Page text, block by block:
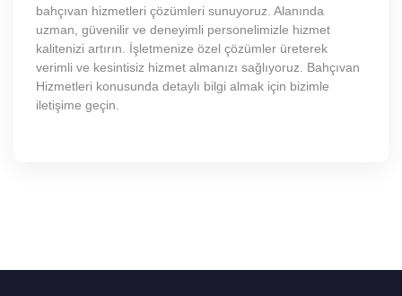
bahçıvan hizmetleri çözümleri sunuyoruz. Alanında
uzman, güvenilir ve deneyimli personelimizle hizmet
kalitenizi artırın. İşletmenize özel çözümler üreterek
verimli ve kesintisiz hizmet almanızı sağlıyoruz. Bahçıvan
Hizmetleri konusunda detaylı bilgi almak için bizimle
iletişime geçin.